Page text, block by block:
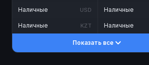
Наличные USD
Наличные KZT
Наличные
Наличные
Показать все